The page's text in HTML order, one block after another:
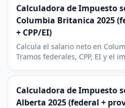
Calculadora de Impuesto
Columbia Britanica 2025
+ CPP/EI)
Calcula el salario neto en
Tramos federales, CPP, EI y el
Calculadora de Impuesto
Alberta 2025 (federal +